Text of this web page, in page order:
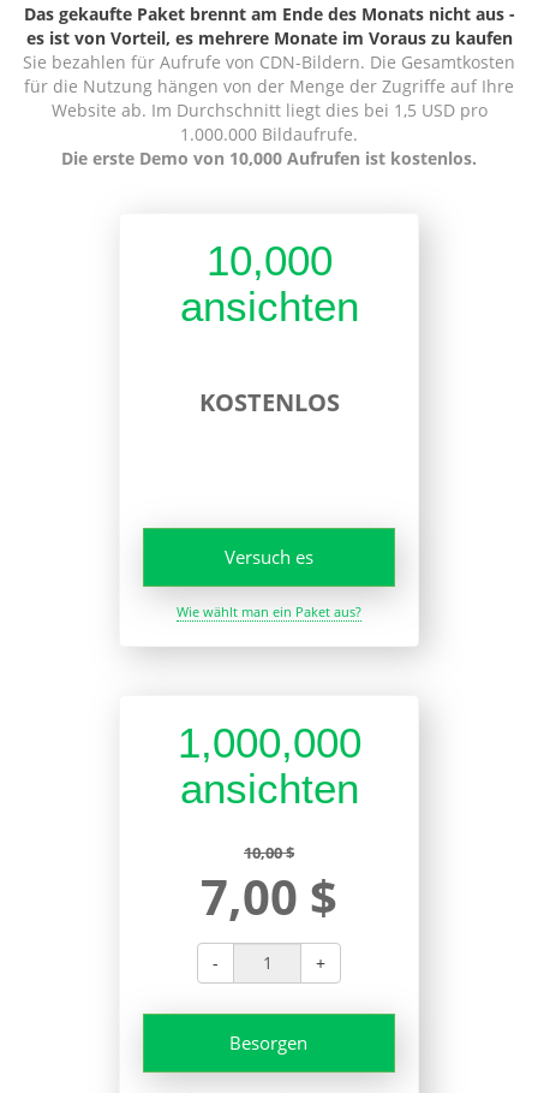
Das gekaufte Paket brennt am Ende des Monats nicht aus -
es ist von Vorteil, es mehrere Monate im Voraus zu kaufen
Sie bezahlen für Aufrufe von CDN-Bildern. Die Gesamtkosten
für die Nutzung hängen von der Menge der Zugriffe auf Ihre
Website ab. Im Durchschnitt liegt dies bei 1,5 USD pro
1.000.000 Bildaufrufe.
Die erste Demo von 10,000 Aufrufen ist kostenlos.
10,000
ansichten
KOSTENLOS
Versuch es
Wie wählt man ein Paket aus?
1,000,000
ansichten
10,00 $
7,00 $
- +
Besorgen